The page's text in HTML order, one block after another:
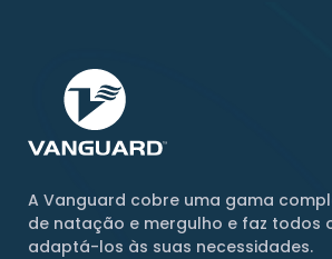
A Vanguard cobre uma gama
de natação e mergulho e faz todos
adaptá-los às suas necessidades.